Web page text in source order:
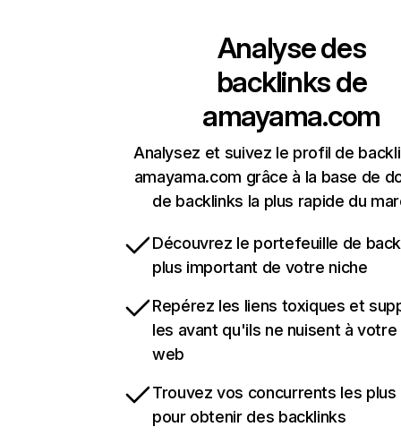
Analyse des
backlinks de
amayama.com
Analysez et suivez le profil de
amayama.com grâce à la base de
de backlinks la plus rapide du
Découvrez le portefeuille de
plus important de votre niche
Repérez les liens toxiques et
les avant qu'ils ne nuisent à
web
Trouvez vos concurrents les
pour obtenir des backlinks